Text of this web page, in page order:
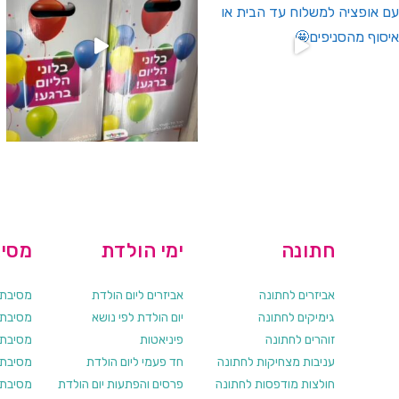
מסיבת
מסיבת
מסיבת
מסיבת
מסיבת
ימי הולדת
אביזרים ליום הולדת
יום הולדת לפי נושא
פיניאטות
חד פעמי ליום הולדת
פרסים והפתעות יום הולדת
חתונה
אביזרים לחתונה
גימיקים לחתונה
זוהרים לחתונה
עניבות מצחיקות לחתונה
חולצות מודפסות לחתונה